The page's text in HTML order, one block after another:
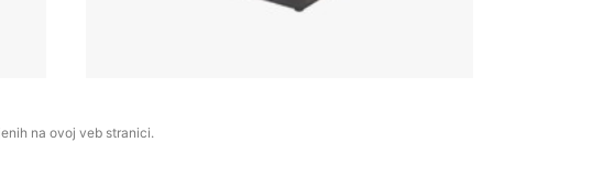
na ovoj veb stranici.